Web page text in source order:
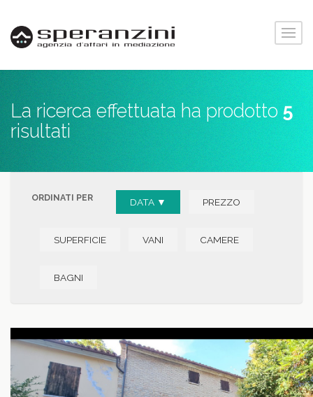
La ricerca effettuata ha prodotto 5
risultati
ORDINATI PER DATA ▼ PREZZO
SUPERFICIE VANI CAMERE
BAGNI